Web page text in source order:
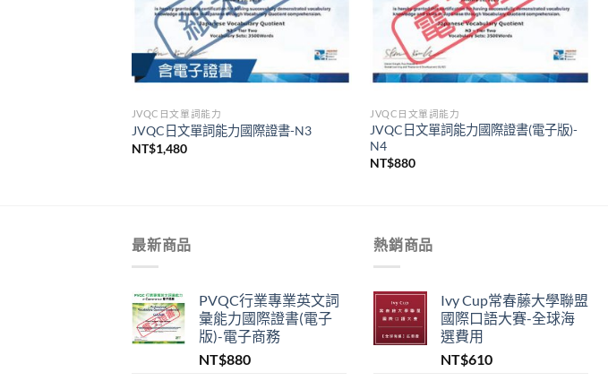
JVQC日文單詞能力
JVQC日文單詞能力國際證書-N3
NT$1,480
JVQC日文單詞能力
JVQC日文單詞能力國際證書(電子版)-
N4
NT$880
最新商品
PVQC行業專業英文詞
彙能力國際證書(電子
版)-電子商務
NT$880
熱銷商品
Ivy Cup常春藤大學聯盟
國際口語大賽-全球海
選費用
NT$610